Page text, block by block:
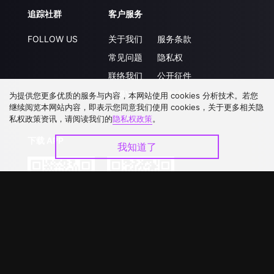
追踪社群
FOLLOW US
客户服务
关于我们
常见问题
联络我们
升级VIP
服务条款
隐私权
公开征件
合作洽談
为提供您更多优质的服务与内容，本网站使用 cookies 分析技术。若您
继续阅览本网站内容，即表示您同意我们使用 cookies，关于更多相关隐
私权政策资讯，请阅读我们的隐私权政策。
我知道了